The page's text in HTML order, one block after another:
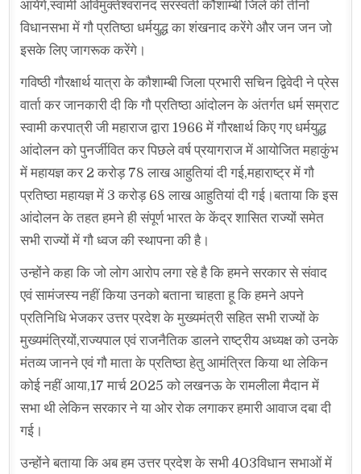
आयेंगे,स्वामी अविमुक्तेश्वरानंद सरस्वती कौशाम्बी जिले की तीनों
विधानसभा में गौ प्रतिष्ठा धर्मयुद्ध का शंखनाद करेंगे और जन जन जो
इसके लिए जागरूक करेंगे।
गविष्ठी गौरक्षार्थ यात्रा के कौशाम्बी जिला प्रभारी सचिन द्विवेदी ने प्रेस
वार्ता कर जानकारी दी कि गौ प्रतिष्ठा आंदोलन के अंतर्गत धर्म सम्राट
स्वामी करपात्री जी महाराज द्वारा 1966 में गौरक्षार्थ किए गए धर्मयुद्ध
आंदोलन को पुनर्जीवित कर पिछले वर्ष प्रयागराज में आयोजित महाकुंभ
में महायज्ञ कर 2 करोड़ 78 लाख आहुतियां दी गई,महाराष्ट्र में गौ
प्रतिष्ठा महायज्ञ में 3 करोड़ 68 लाख आहुतियां दी गई।बताया कि इस
आंदोलन के तहत हमने ही संपूर्ण भारत के केंद्र शासित राज्यों समेत
सभी राज्यों में गौ ध्वज की स्थापना की है।
उन्होंने कहा कि जो लोग आरोप लगा रहे है कि हमने सरकार से संवाद
एवं सामंजस्य नहीं किया उनको बताना चाहता हू कि हमने अपने
प्रतिनिधि भेजकर उत्तर प्रदेश के मुख्यमंत्री सहित सभी राज्यों के
मुख्यमंत्रियों,राज्यपाल एवं राजनैतिक डालने राष्ट्रीय अध्यक्ष को उनके
मंतव्य जानने एवं गौ माता के प्रतिष्ठा हेतु आमंत्रित किया था लेकिन
कोई नहीं आया,17 मार्च 2025 को लखनऊ के रामलीला मैदान में
सभा थी लेकिन सरकार ने या ओर रोक लगाकर हमारी आवाज दबा दी
गई।
उन्होंने बताया कि अब हम उत्तर प्रदेश के सभी 403विधान सभाओं में